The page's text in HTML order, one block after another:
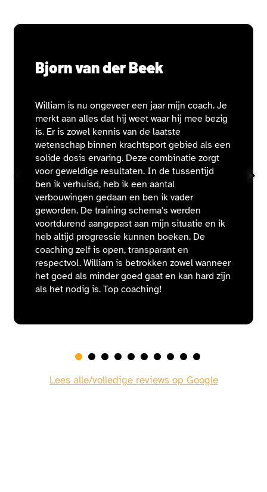
Bjorn van der Beek
William is nu ongeveer een jaar mijn coach. Je
merkt aan alles dat hij weet waar hij mee bezig
is. Er is zowel kennis van de laatste
wetenschap binnen krachtsport gebied als een
solide dosis ervaring. Deze combinatie zorgt
voor geweldige resultaten. In de tussentijd
ben ik verhuisd, heb ik een aantal
verbouwingen gedaan en ben ik vader
geworden. De training schema's werden
voortdurend aangepast aan mijn situatie en ik
heb altijd progressie kunnen boeken. De
coaching zelf is open, transparant en
respectvol. William is betrokken zowel wanneer
het goed als minder goed gaat en kan hard zijn
als het nodig is. Top coaching!
Lees alle/volledige reviews op Google